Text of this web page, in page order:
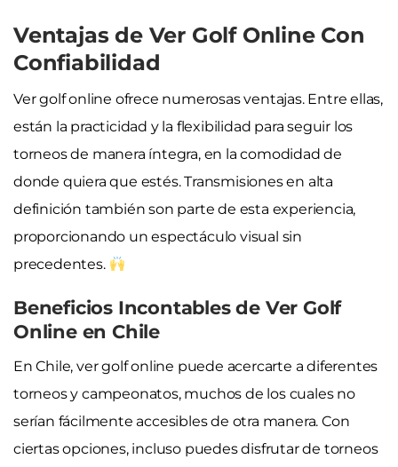
Ventajas de Ver Golf Online Con
Confiabilidad
Ver golf online ofrece numerosas ventajas. Entre ellas,
están la practicidad y la flexibilidad para seguir los
torneos de manera íntegra, en la comodidad de
donde quiera que estés. Transmisiones en alta
definición también son parte de esta experiencia,
proporcionando un espectáculo visual sin
precedentes.
Beneficios Incontables de Ver Golf
Online en Chile
En Chile, ver golf online puede acercarte a diferentes
torneos y campeonatos, muchos de los cuales no
serían fácilmente accesibles de otra manera. Con
ciertas opciones, incluso puedes disfrutar de torneos